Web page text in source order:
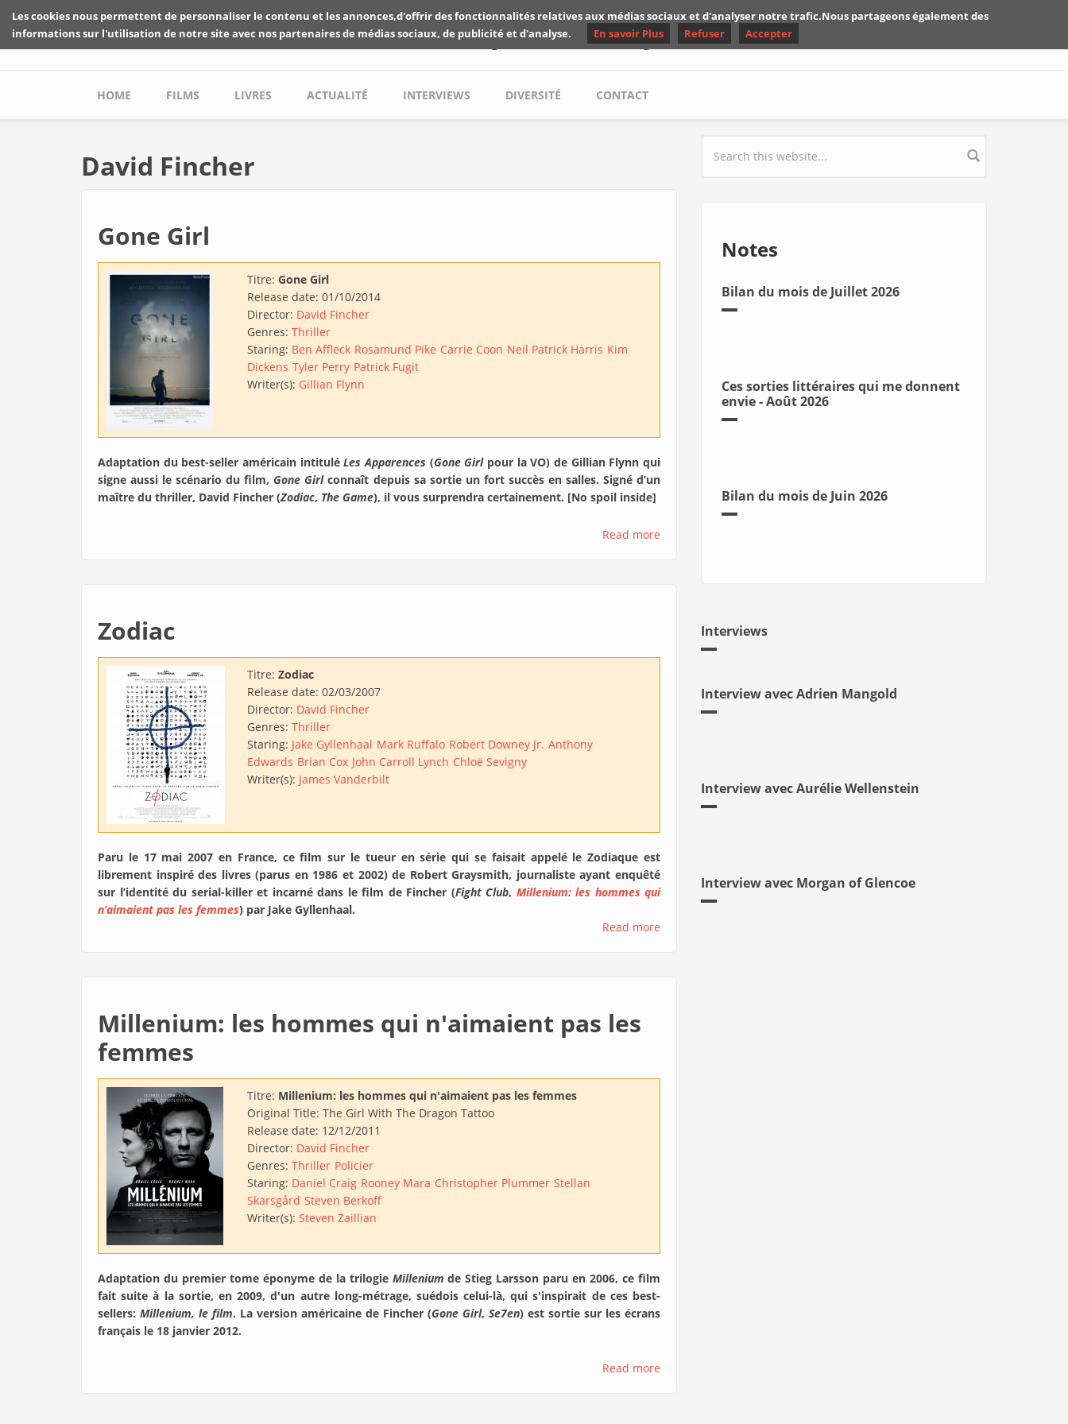
Skip to main content
Les critiques de Yuyine
Main menu
HOME FILMS LIVRES ACTUALITÉ INTERVIEWS DIVERSITÉ CONTACT
David Fincher
Gone Girl
Titre: Gone Girl
Release date: 01/10/2014
Director: David Fincher
Genres: Thriller
Staring: Ben Affleck Rosamund Pike Carrie Coon Neil Patrick Harris Kim
Dickens Tyler Perry Patrick Fugit
Writer(s): Gillian Flynn
Adaptation du best-seller américain intituléLes Apparences (Gone Girlpour la VO) de Gillian Flynn qui
signe aussi le scénario du film, Gone Girlconnaît depuis sa sortie un fort succès en salles. Signé d’un
maître du thriller, David Fincher (Zodiac, The Game), il vous surprendra certainement. [No spoil inside]
Read more
Zodiac
Titre: Zodiac
Release date: 02/03/2007
Director: David Fincher
Genres: Thriller
Staring: Jake Gyllenhaal Mark Ruffalo Robert Downey Jr. Anthony
Edwards Brian Cox John Carroll Lynch Chloë Sevigny
Writer(s): James Vanderbilt
Paru le 17 mai 2007 en France, ce film sur le tueur en série qui se faisait appelé le Zodiaque est
librement inspiré des livres (parus en 1986 et 2002) de Robert Graysmith, journaliste ayant enquêté
sur l’identité du serial-killer et incarné dans le film de Fincher (Fight Club, Millenium: les hommes qui
n’aimaient pas les femmes) par Jake Gyllenhaal.
Read more
Millenium: les hommes qui n'aimaient pas les
femmes
Titre: Millenium: les hommes qui n'aimaient pas les femmes
Original Title: The Girl With The Dragon Tattoo
Release date: 12/12/2011
Director: David Fincher
Genres: Thriller Policier
Staring: Daniel Craig Rooney Mara Christopher Plummer Stellan
Skarsgård Steven Berkoff
Writer(s): Steven Zaillian
Adaptation du premier tome éponyme de la trilogie Millenium de Stieg Larsson paru en 2006, ce film
fait suite à la sortie, en 2009, d'un autre long-métrage, suédois celui-là, qui s'inspirait de ces best-
sellers: Millenium, le film. La version américaine de Fincher (Gone Girl, Se7en) est sortie sur les écrans
français le 18 janvier 2012.
Read more
Search form
Notes
Bilan du mois de Juillet 2026
Ces sorties littéraires qui me donnent
envie - Août 2026
Bilan du mois de Juin 2026
Interviews
Interview avec Adrien Mangold
Interview avec Aurélie Wellenstein
Interview avec Morgan of Glencoe
Les cookies nous permettent de personnaliser le contenu et les annonces,d'offrir des fonctionnalités relatives aux médias sociaux et d'analyser notre trafic.Nous partageons également des
informations sur l'utilisation de notre site avec nos partenaires de médias sociaux, de publicité et d'analyse.
En savoir Plus Refuser Accepter